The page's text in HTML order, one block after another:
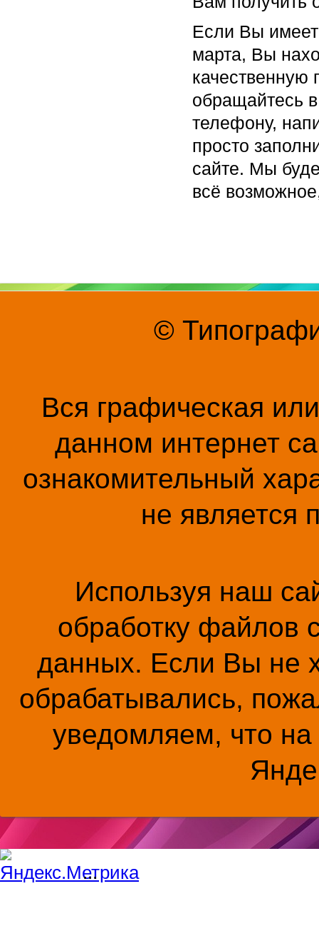
Если Вы
марта, Вы
качественную
обращайтесь
телефону,
просто
сайте. Мы
всё
©
Вся графическая
данном интернет
ознакомительный
не является
Используя наш
обработку файлов
данных. Если Вы не
обрабатывались,
уведомляем, что на
...